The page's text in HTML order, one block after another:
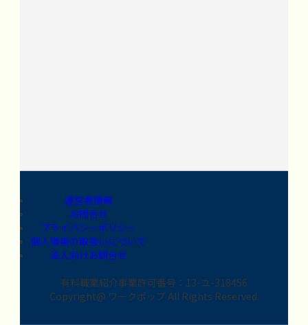
運営者情報
お問合せ
プライバシーポリシー
個人情報の取扱いについて
法人向けお問合せ
有料職業紹介事業許可番号：13-ユ-318456
Copyright@ ワークポップ All Rights Reserved.